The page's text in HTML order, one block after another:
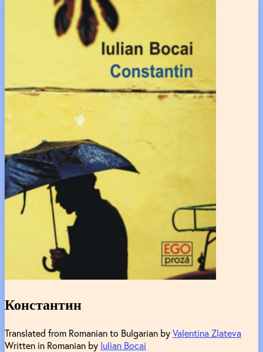
Константин
Translated from Romanian to Bulgarian byValentina Zlateva
Written in Romanian by Iulian Bocai